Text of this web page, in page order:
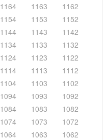
1164 1163
1162
1154 1153
1152
1144 1143
1142
1134 1133
1132
1124 1123
1122
1114 1113
1112
1104 1103
1102
1094 1093
1092
1084 1083
1082
1074 1073
1072
1064 1063
1062